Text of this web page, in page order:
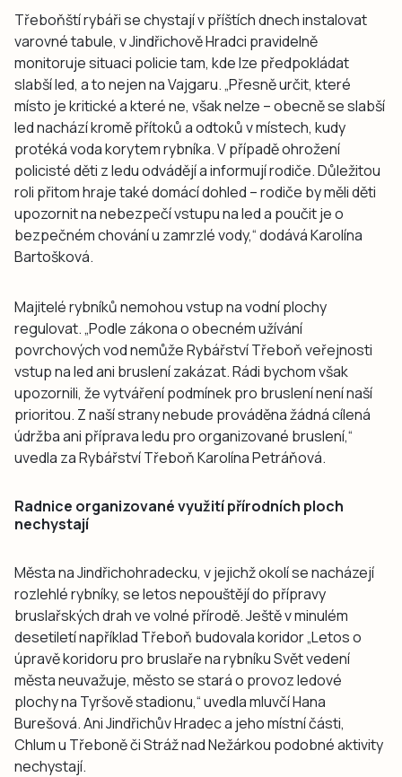
Třeboňští rybáři se chystají v příštích dnech instalovat
varovné tabule, v Jindřichově Hradci pravidelně
monitoruje situaci policie tam, kde lze předpokládat
slabší led, a to nejen na Vajgaru. „Přesně určit, které
místo je kritické a které ne, však nelze – obecně se slabší
led nachází kromě přítoků a odtoků v místech, kudy
protéká voda korytem rybníka. V případě ohrožení
policisté děti z ledu odvádějí a informují rodiče. Důležitou
roli přitom hraje také domácí dohled – rodiče by měli děti
upozornit na nebezpečí vstupu na led a poučit je o
bezpečném chování u zamrzlé vody,“ dodává Karolína
Bartošková.
Majitelé rybníků nemohou vstup na vodní plochy
regulovat. „Podle zákona o obecném užívání
povrchových vod nemůže Rybářství Třeboň veřejnosti
vstup na led ani bruslení zakázat. Rádi bychom však
upozornili, že vytváření podmínek pro bruslení není naší
prioritou. Z naší strany nebude prováděna žádná cílená
údržba ani příprava ledu pro organizované bruslení,“
uvedla za Rybářství Třeboň Karolína Petráňová.
Radnice organizované využití přírodních ploch
nechystají
Města na Jindřichohradecku, v jejichž okolí se nacházejí
rozlehlé rybníky, se letos nepouštějí do přípravy
bruslařských drah ve volné přírodě. Ještě v minulém
desetiletí například Třeboň budovala koridor „Letos o
úpravě koridoru pro bruslaře na rybníku Svět vedení
města neuvažuje, město se stará o provoz ledové
plochy na Tyršově stadionu,“ uvedla mluvčí Hana
Burešová. Ani Jindřichův Hradec a jeho místní části,
Chlum u Třeboně či Stráž nad Nežárkou podobné aktivity
nechystají.